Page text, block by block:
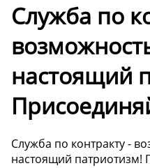
Служба по
настоящий
Служба по контракту -
настоящий патриотизм!